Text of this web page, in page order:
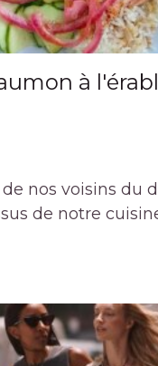
à
nos voisins du
de notre